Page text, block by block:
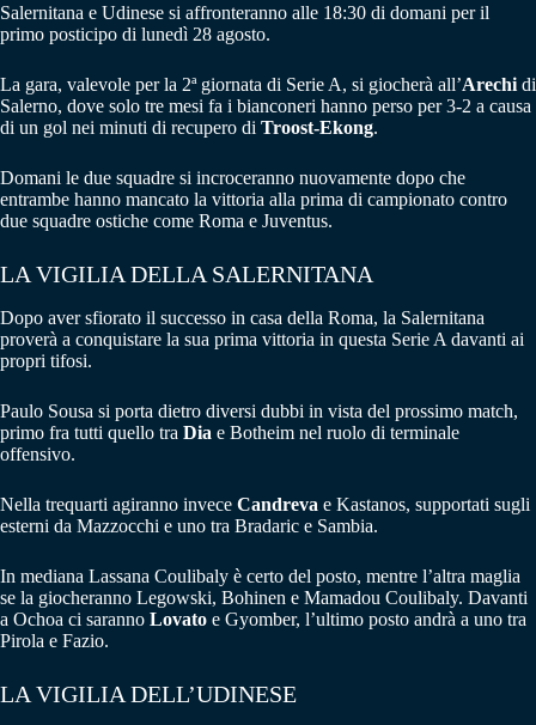
Salernitana e Udinese si affronteranno alle 18:30 di domani per il
primo posticipo di lunedì 28 agosto.
La gara, valevole per la 2ª giornata di Serie A, si giocherà all’Arechi di
Salerno, dove solo tre mesi fa i bianconeri hanno perso per 3-2 a causa
di un gol nei minuti di recupero di Troost-Ekong.
Domani le due squadre si incroceranno nuovamente dopo che
entrambe hanno mancato la vittoria alla prima di campionato contro
due squadre ostiche come Roma e Juventus.
LA VIGILIA DELLA SALERNITANA
Dopo aver sfiorato il successo in casa della Roma, la Salernitana
proverà a conquistare la sua prima vittoria in questa Serie A davanti ai
propri tifosi.
Paulo Sousa si porta dietro diversi dubbi in vista del prossimo match,
primo fra tutti quello tra Dia e Botheim nel ruolo di terminale
offensivo.
Nella trequarti agiranno invece Candreva e Kastanos, supportati sugli
esterni da Mazzocchi e uno tra Bradaric e Sambia.
In mediana Lassana Coulibaly è certo del posto, mentre l’altra maglia
se la giocheranno Legowski, Bohinen e Mamadou Coulibaly. Davanti
a Ochoa ci saranno Lovato e Gyomber, l’ultimo posto andrà a uno tra
Pirola e Fazio.
LA VIGILIA DELL’UDINESE